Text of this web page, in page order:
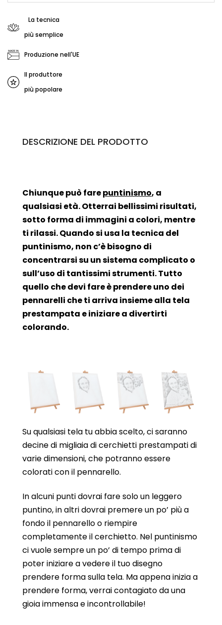
La tecnica
più semplice
Produzione nell'UE
Il produttore
più popolare
DESCRIZIONE DEL PRODOTTO
Chiunque può farepuntinismo, a
qualsiasi età. Otterrai bellissimi risultati,
sotto forma di immagini a colori, mentre
ti rilassi. Quando si usa la tecnica del
puntinismo, non c’è bisogno di
concentrarsi su un sistema complicato o
sull’uso di tantissimi strumenti. Tutto
quello che devi fare è prendere uno dei
pennarelli che ti arriva insieme alla tela
prestampata e iniziare a divertirti
colorando.
Su qualsiasi tela tu abbia scelto, ci saranno
decine di migliaia di cerchietti prestampati di
varie dimensioni, che potranno essere
colorati con il pennarello.
In alcuni punti dovrai fare solo un leggero
puntino, in altri dovrai premere un po’ più a
fondo il pennarello o riempire
completamente il cerchietto. Nel puntinismo
ci vuole sempre un po’ di tempo prima di
poter iniziare a vedere il tuo disegno
prendere forma sulla tela. Ma appena inizia a
prendere forma, verrai contagiato da una
gioia immensa e incontrollabile!